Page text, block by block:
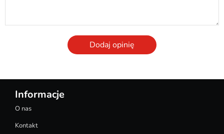
Dodaj opinię
Informacje
O nas
Kontakt